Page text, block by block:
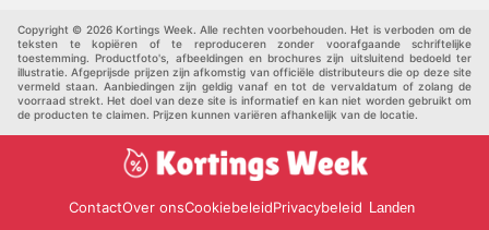
Copyright © 2026 Kortings Week. Alle rechten voorbehouden. Het is verboden om de
teksten te kopiëren of te reproduceren zonder voorafgaande schriftelijke
toestemming. Productfoto's, afbeeldingen en brochures zijn uitsluitend bedoeld ter
illustratie. Afgeprijsde prijzen zijn afkomstig van officiële distributeurs die op deze site
vermeld staan. Aanbiedingen zijn geldig vanaf en tot de vervaldatum of zolang de
voorraad strekt. Het doel van deze site is informatief en kan niet worden gebruikt om
de producten te claimen. Prijzen kunnen variëren afhankelijk van de locatie.
ContactOver onsCookiebeleidPrivacybeleid Landen